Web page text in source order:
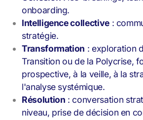
onboarding.
Intelligence collective:
stratégie.
Transformation : exploration
Transition ou de la Polycrise,
prospective, à la veille, à la
l'analyse systémique.
Résolution : conversation
niveau, prise de décision en